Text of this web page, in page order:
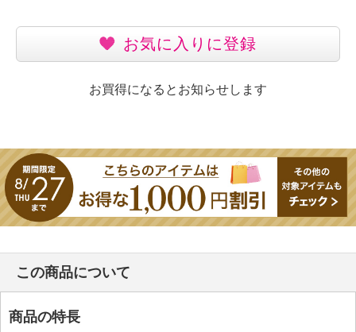
お気に入りに登録
お買得になるとお知らせします
この商品について
商品の特長